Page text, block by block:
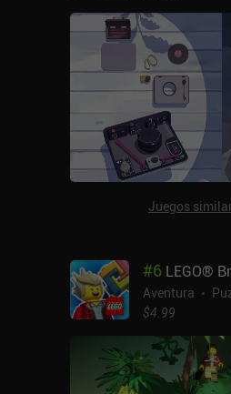
Juegos
#6 LEGO®
Aventura
$4.99